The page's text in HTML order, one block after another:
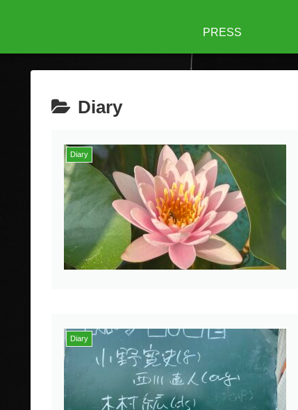
PRESS
Diary
Diary
Diary